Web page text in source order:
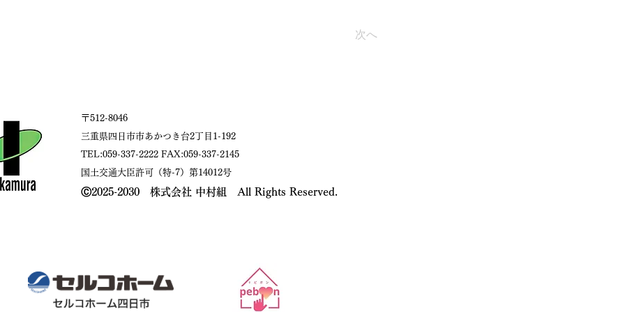
次へ
〒512-8046
三重県四日市市あかつき台2丁目1-192
TEL:059-337-2222 FAX:059-337-2145
国土交通大臣許可（特-7）第14012号​
​Ⓒ2025-2030 株式会社 中村組 All Rights Reserved.